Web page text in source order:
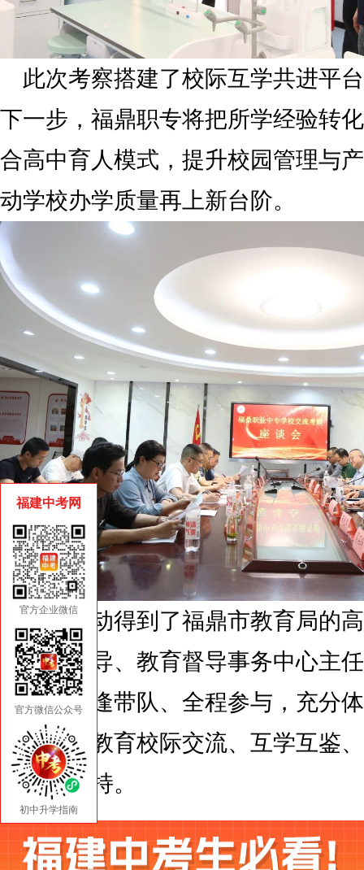
此次考察搭建了校际互学共进平
下一步，福鼎职专将把所学经验转
合高中育人模式，提升校园管理与
动学校办学质量再上新台阶。
此次活动得到了福鼎市教育局的
局分管领导、教育督导事务中心主
股长林联逢带队、全程参与，充分
门对职业教育校际交流、互学互鉴
与坚定支持。
福建中考网
官方企业微信
官方微信公众号
初中升学指南